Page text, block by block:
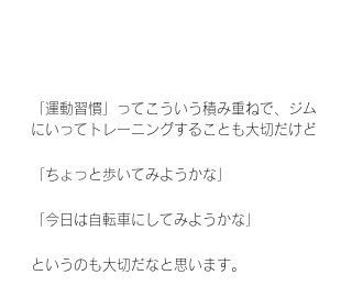
「運動習慣」ってこういう積み重ねで、ジム
にいってトレーニングすることも大切だけど
「ちょっと歩いてみようかな」
「今日は自転車にしてみようかな」
というのも大切だなと思います。